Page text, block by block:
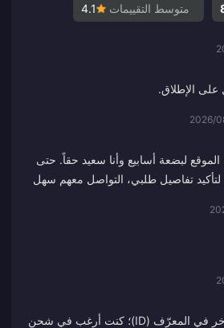
متوسط التقييمات 4.1
على الإطلاق.
2026/
لبضعة أسابيع وأنا سعيد حقاً. حتى
لتأكيد تفاصيل طلبي، التواصل معهم سهل
لقد ارتكبت خطأً آخر في المعرّف (ID)؛ كنت أرغب في شحن